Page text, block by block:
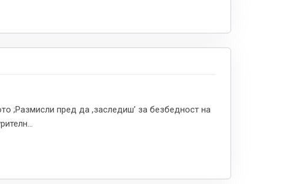
;Размисли пред да ,заследиш’ за безбедност на